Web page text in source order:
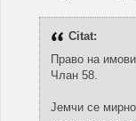
Citat:
Право на
Члан 58.
Јемчи се